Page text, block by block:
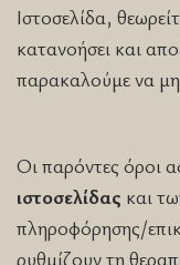
Ιστοσελίδα,
κατανοήσει και
παρακαλούμε να
Οι παρόντες όροι
ιστοσελίδας και
πληροφόρησης/
ρυθμίζουν τη